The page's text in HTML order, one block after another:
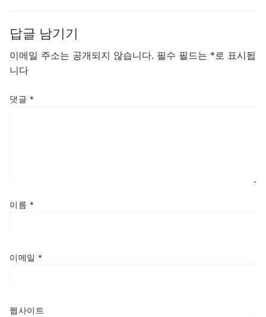
답글 남기기
이메일 주소는 공개되지 않습니다. 필수 필드는 *로 표시됩
니다
댓글 *
이름 *
이메일 *
웹사이트